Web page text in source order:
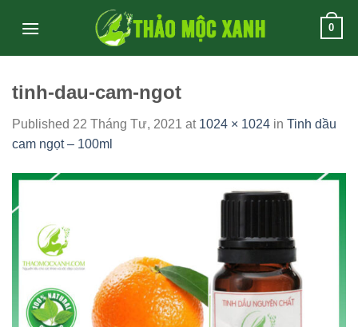
0
tinh-dau-cam-ngot
Published 22 Tháng Tư, 2021 at 1024 × 1024 in Tinh dầu
cam ngọt – 100ml